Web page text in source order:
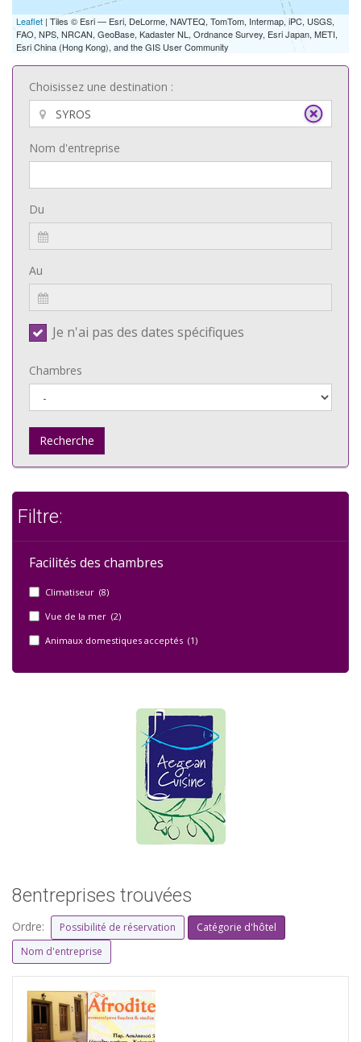
Leaflet | Tiles © Esri — Esri, DeLorme, NAVTEQ, TomTom, Intermap, iPC, USGS,
FAO, NPS, NRCAN, GeoBase, Kadaster NL, Ordnance Survey, Esri Japan, METI,
Esri China (Hong Kong), and the GIS User Community
Choisissez une destination :
Nom d'entreprise
Du
Au
Je n'ai pas des dates spécifiques
Chambres
Recherche
Filtre:
Facilités des chambres
Climatiseur (8)
Vue de la mer (2)
Animaux domestiques acceptés (1)
8entreprises trouvées
Ordre: Possibilité de réservation
Catégorie d'hôtel
Nom d'entreprise